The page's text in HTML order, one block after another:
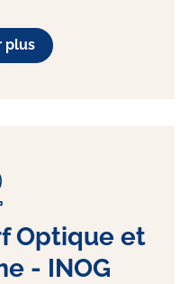
plus
Optique et
- INOG